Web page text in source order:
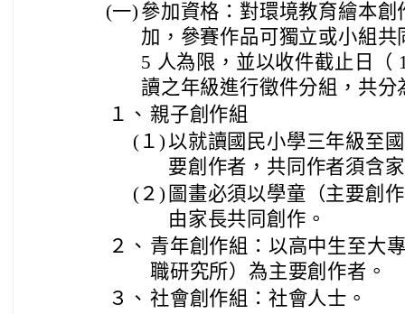
(一) 參加資格：對環境教育繪本
加，參賽作品可獨立或小組
5 人為限，並以收件截止日（
讀之年級進行徵件分組，共分
１、 親子創作組
(１) 以就讀國民小學三年級至
要創作者，共同作者須含
(２) 圖畫必須以學童（主要創
由家長共同創作。
２、 青年創作組：以高中生至大
職研究所）為主要創作者。
３、 社會創作組：社會人士。